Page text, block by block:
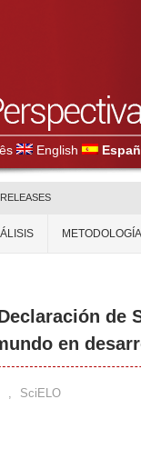
English
METODOLOGÍA
de
en
, SciELO